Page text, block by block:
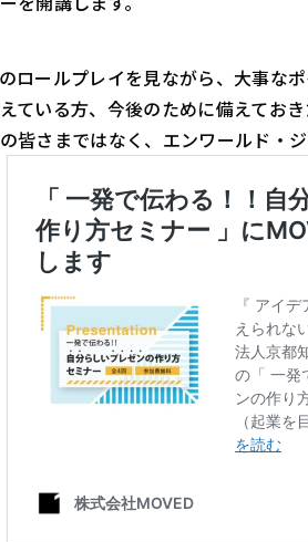
ロールプレイを見ながら、大事な
ている方、今後のために備えてお
皆さまではなく、エンワールド・